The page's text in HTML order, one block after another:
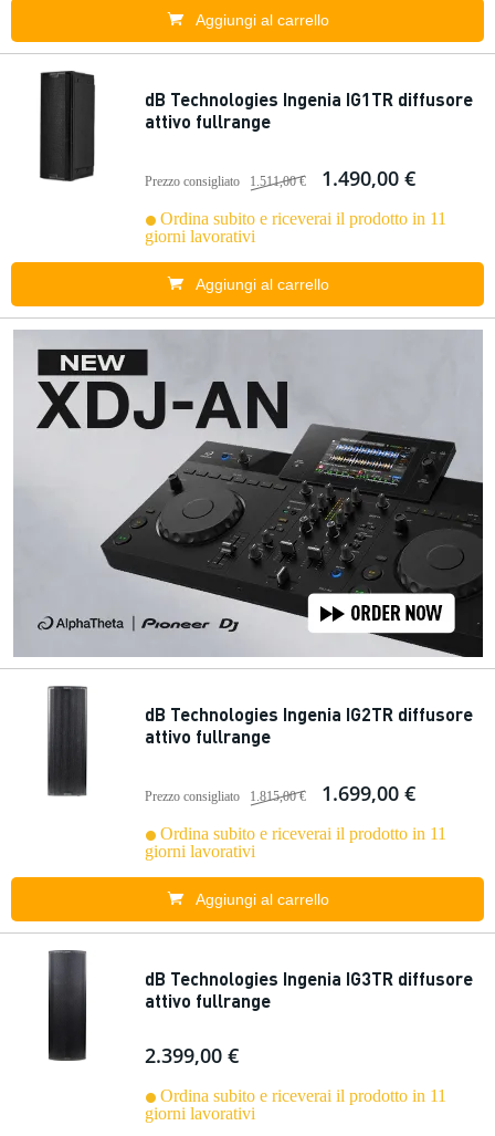
Aggiungi al carrello
dB Technologies Ingenia IG1TR diffusore
attivo fullrange
Prezzo consigliato 1.511,00 € 1.490,00 €
Ordina subito e riceverai il prodotto in 11
giorni lavorativi
Aggiungi al carrello
dB Technologies Ingenia IG2TR diffusore
attivo fullrange
Prezzo consigliato 1.815,00 € 1.699,00 €
Ordina subito e riceverai il prodotto in 11
giorni lavorativi
Aggiungi al carrello
dB Technologies Ingenia IG3TR diffusore
attivo fullrange
2.399,00 €
Ordina subito e riceverai il prodotto in 11
giorni lavorativi